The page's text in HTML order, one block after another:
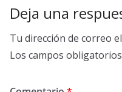
Deja una
Tu dirección de correo
Los campos